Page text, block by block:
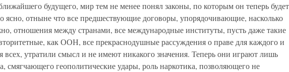
будущего, мир тем не менее понял законы, по которым он теперь будет
ясно, отныне что все предшествующие договоры, упорядочивающие, насколько
отношения между странами, все международные институты, пусть даже такие
как ООН, все прекраснодушные рассуждения о праве для каждого и
всех, утратили смысл и не имеют никакого значения. Теперь они играют лишь
смягчающего геополитические удары, роль наркотика, позволяющего не